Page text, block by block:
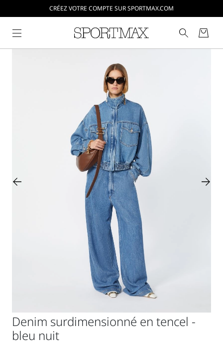
CRÉEZ VOTRE COMPTE SUR SPORTMAX.COM
Denim surdimensionné en tencel -
bleu nuit